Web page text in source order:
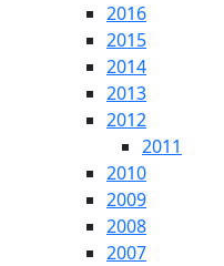
2016
2015
2014
2013
2012
2011
2010
2009
2008
2007